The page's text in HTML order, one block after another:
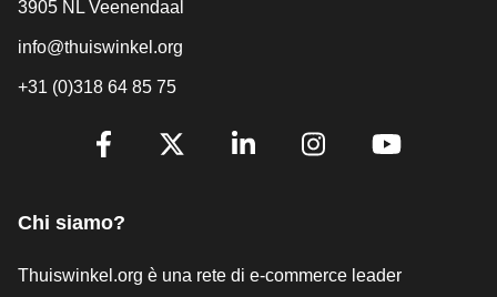
3905 NL Veenendaal
info@thuiswinkel.org
+31 (0)318 64 85 75
[_General:SocialMediaTitle]
Chi siamo?
Thuiswinkel.org è una rete di e-commerce leader